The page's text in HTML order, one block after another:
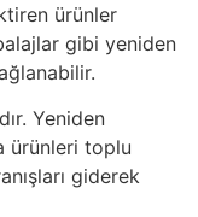
ürünler
gibi yeniden
Yeniden
ürünleri toplu
giderek